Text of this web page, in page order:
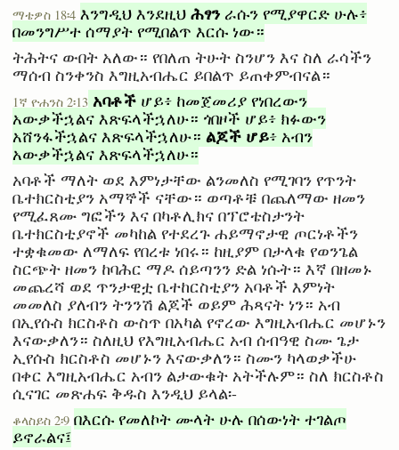
ማቴዎስ 18፡4 እንግዲህ እንደዚህ ሕፃን ራሱን የሚያዋርድ ሁሉ፥
በመንግሥተ ሰማያት የሚበልጥ እርሱ ነው።
ትሕትና ውበት አለው። የበለጠ ትሁት ስንሆን እና ስለ ራሳችን
ማሰብ ስንቀንስ እግዚአብሔር ይበልጥ ይጠቀምብናል።
1ኛ ዮሐንስ 2፡13 አባቶች ሆይ፥ ከመጀመሪያ የነበረውን
አውቃችኋልና እጽፍላችኋለሁ። ጎበዞች ሆይ፥ ክፉውን
አሸንፋችኋልና እጽፍላችኋለሁ። ልጆች ሆይ፥ አብን
አውቃችኋልና እጽፍላችኋለሁ።
አባቶች ማለት ወደ እምነታቸው ልንመለስ የሚገባን የጥንት
ቤተክርስቲያን አማኞች ናቸው። ወጣቶቹ በጨለማው ዘመን
የሚፈጸሙ ግፎችን እና በካቶሊክና በፕሮቴስታንት
ቤተክርስቲያኖች መካከል የተደረጉ ሐይማኖታዊ ጦርነቶችን
ተቋቁመው ለማለፍ የበረቱ ነበሩ። ከዚያም በታላቁ የወንጌል
ስርጭት ዘመን ከባሕር ማዶ ሰይጣንን ድል ነሱት። እኛ በዘመኑ
መጨረሻ ወደ ጥንታዊቷ ቤተከርስቲያን አባቶች እምነት
መመለስ ያለብን ትንንሽ ልጆች ወይም ሕጻናት ነን። አብ
በኢየሱስ ክርስቶስ ውስጥ በአካል የኖረው እግዚአብሔር መሆኑን
እናውቃለን። ስለዚህ የእግዚአብሔር አብ ሰብዓዊ ስሙ ጌታ
ኢየሱስ ክርስቶስ መሆኑን እናውቃለን። ስሙን ካላወቃችሁ
በቀር እግዚአብሔር አብን ልታውቁት አትችሉም። ስለ ክርስቶስ
ሲናገር መጽሐፍ ቅዱስ እንዲህ ይላል፡-
ቆላስይስ 2፡9 በእርሱ የመለኮት ሙላት ሁሉ በሰውነት ተገልጦ
ይኖራልና፤